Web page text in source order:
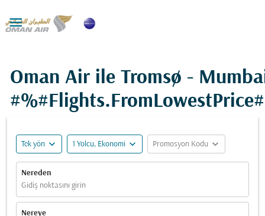

Oman Air ile Tromsø -
Tek yön expand_more 1 Yolcu, Ekonomi expand_more Promosyon Kodu expand_more
Nereden
Gidiş noktasını girin
Nereye